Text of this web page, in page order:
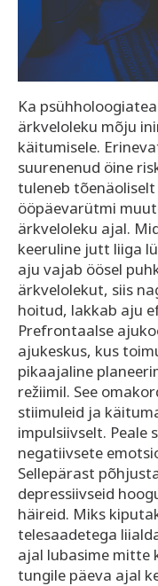
Ka
ärkveloleku mõju
käitumisele.
suurenenud öine
tuleneb
ööpäevarütmi
ärkveloleku ajal.
keeruline jutt liiga
aju vajab öösel
ärkvelolekut, siis
hoitud, lakkab aju
Prefrontaalse
ajukeskus, kus
pikaajaline
režiimil. See
stiimuleid ja
impulsiivselt. Peale
negatiivsete
Sellepärast
depressiivseid
häireid. Miks
telesaadetega
ajal lubasime mitte
tungile päeva ajal